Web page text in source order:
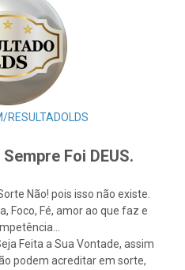
RESULTADOLDS
Foi DEUS.
Não! pois isso não existe.
Foco, Fé, amor ao que faz e
Feita a Sua Vontade, assim
podem acreditar em sorte,